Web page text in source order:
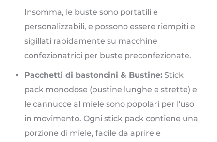
Insomma, le buste sono portatili e
personalizzabili, e possono essere riempiti e
sigillati rapidamente su macchine
confezionatrici per buste preconfezionate.
Pacchetti di bastoncini & Bustine: Stick
pack monodose (bustine lunghe e strette) e
le cannucce al miele sono popolari per l'uso
in movimento. Ogni stick pack contiene una
porzione di miele, facile da aprire e